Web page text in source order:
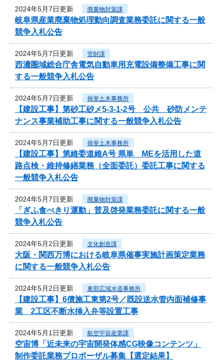
2024年5月7日更新 廃棄物対策課
岐阜県産業廃棄物処理動向調査業務委託に関する一般
競争入札公告
2024年5月7日更新 管財課
西濃圏域総合庁舎電気自動車用充電設備整備工事に関
する一般競争入札公告
2024年5月7日更新 揖斐土木事務所
【建設工事】第砂工砂メ5-3-1-2号 公共 砂防メンテ
ナンス事業補助工事に関する一般競争入札公告
2024年5月7日更新 揖斐土木事務所
【建設工事】第維委道維A号 県単 MEを活用した道
路点検・維持修繕業務（全面委託）委託工事に関する
一般競争入札公告
2024年5月7日更新 廃棄物対策課
「ぎふ食べきり運動」普及啓発業務委託に関する一般
競争入札公告
2024年5月2日更新 文化創造課
大阪・関西万博における岐阜県催事実施計画策定業務
に関する一般競争入札公告
2024年5月2日更新 東部広域水道事務所
【建設工事】6債施工東第2号／既設送水管内面補修事
業 2工区不断水挿入弁等設置工事
2024年5月1日更新 航空宇宙産業課
空宙博「近未来の宇宙開発体感CG映像コンテンツ」
制作委託業務プロポーザル募集【選定結果】